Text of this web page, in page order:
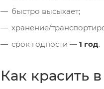
быстро высыхает;
хранение/
срок годности — 1 год.
Как красить